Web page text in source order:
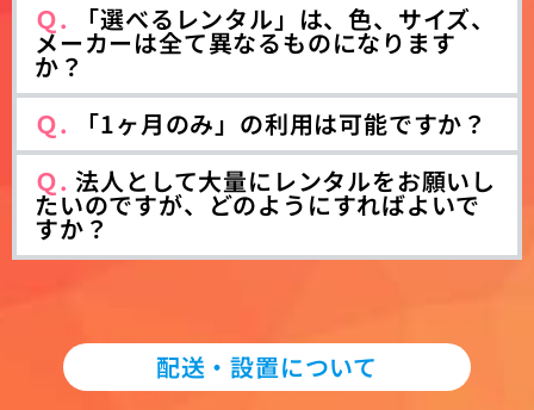
Ｑ. 「選べるレンタル」は、色、サイズ、
メーカーは全て異なるものになります
か？
Ｑ. 「1ヶ月のみ」の利用は可能ですか？
Ｑ. 法人として大量にレンタルをお願いし
たいのですが、どのようにすればよいで
すか？
配送・設置について